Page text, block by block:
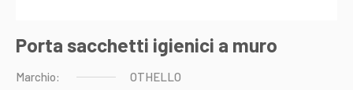
Porta sacchetti igienici a muro
Marchio: OTHELLO